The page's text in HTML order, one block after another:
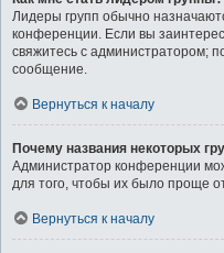
Лидеры групп обычно
конференции. Если вы
свяжитесь с администратором;
сообщение.
Вернуться к началу
Почему названия некоторых
Администратор конференции
для того, чтобы их было проще
Вернуться к началу